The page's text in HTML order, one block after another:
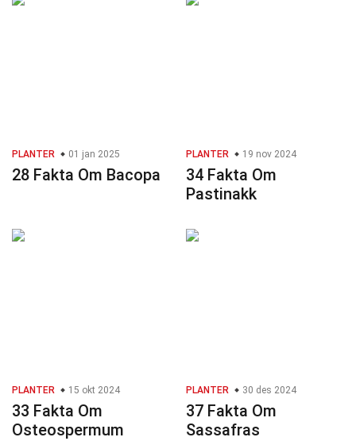
PLANTER 01 jan 2025
28 Fakta Om Bacopa
PLANTER 19 nov 2024
34 Fakta Om
Pastinakk
PLANTER 15 okt 2024
33 Fakta Om
Osteospermum
PLANTER 30 des 2024
37 Fakta Om
Sassafras